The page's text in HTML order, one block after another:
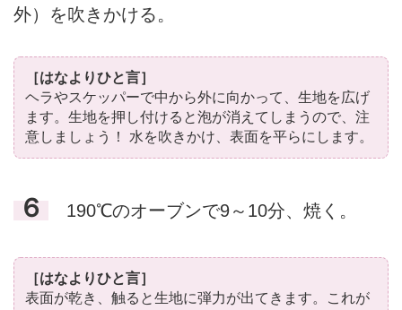
外）を吹きかける。
［はなよりひと言］
ヘラやスケッパーで中から外に向かって、生地を広げ
ます。生地を押し付けると泡が消えてしまうので、注
意しましょう！ 水を吹きかけ、表面を平らにします。
６ 190℃のオーブンで9～10分、焼く。
［はなよりひと言］
表面が乾き、触ると生地に弾力が出てきます。これが